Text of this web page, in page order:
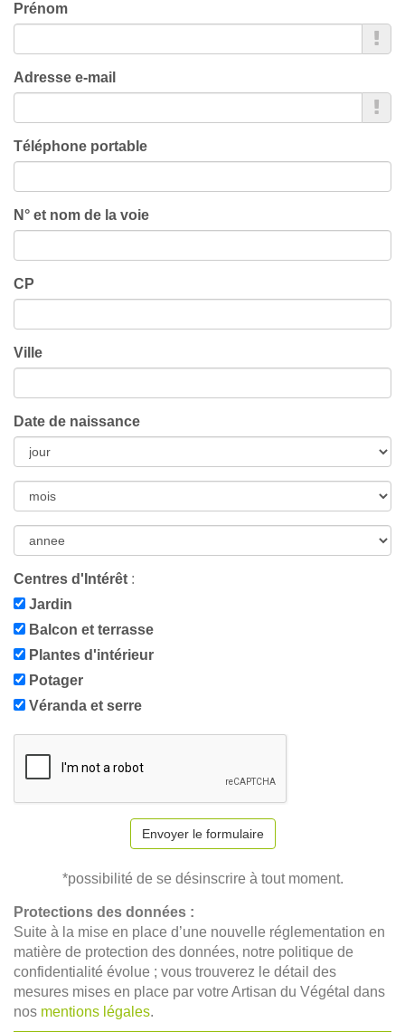
Prénom
Adresse e-mail
Téléphone portable
N° et nom de la voie
CP
Ville
Date de naissance
Centres d'Intérêt :
Jardin
Balcon et terrasse
Plantes d'intérieur
Potager
Véranda et serre
Envoyer le formulaire
*possibilité de se désinscrire à tout moment.
Protections des données :
Suite à la mise en place d’une nouvelle réglementation en
matière de protection des données, notre politique de
confidentialité évolue ; vous trouverez le détail des
mesures mises en place par votre Artisan du Végétal dans
nos mentions légales.